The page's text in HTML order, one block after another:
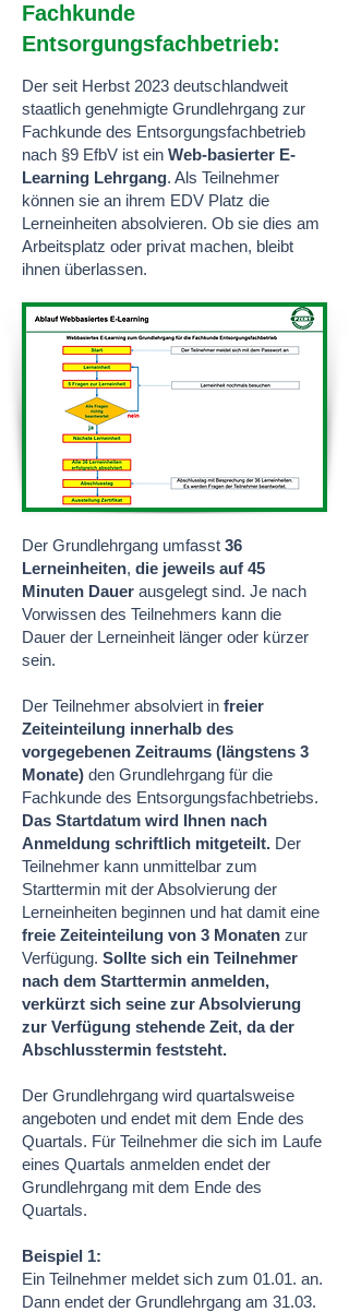
Fachkunde
Entsorgungsfachbetrieb:
Der seit Herbst 2023 deutschlandweit
staatlich genehmigte Grundlehrgang zur
Fachkunde des Entsorgungsfachbetrieb
nach §9 EfbV ist ein Web-basierter E-
Learning Lehrgang. Als Teilnehmer
können sie an ihrem EDV Platz die
Lerneinheiten absolvieren. Ob sie dies am
Arbeitsplatz oder privat machen, bleibt
ihnen überlassen.
Der Grundlehrgang umfasst 36
Lerneinheiten, die jeweils auf 45
Minuten Dauer ausgelegt sind. Je nach
Vorwissen des Teilnehmers kann die
Dauer der Lerneinheit länger oder kürzer
sein.
Der Teilnehmer absolviert in freier
Zeiteinteilung innerhalb des
vorgegebenen Zeitraums (längstens 3
Monate) den Grundlehrgang für die
Fachkunde des Entsorgungsfachbetriebs.
Das Startdatum wird Ihnen nach
Anmeldung schriftlich mitgeteilt. Der
Teilnehmer kann unmittelbar zum
Starttermin mit der Absolvierung der
Lerneinheiten beginnen und hat damit eine
freie Zeiteinteilung von 3 Monaten zur
Verfügung. Sollte sich ein Teilnehmer
nach dem Starttermin anmelden,
verkürzt sich seine zur Absolvierung
zur Verfügung stehende Zeit, da der
Abschlusstermin feststeht.
Der Grundlehrgang wird quartalsweise
angeboten und endet mit dem Ende des
Quartals. Für Teilnehmer die sich im Laufe
eines Quartals anmelden endet der
Grundlehrgang mit dem Ende des
Quartals.
Beispiel 1:
Ein Teilnehmer meldet sich zum 01.01. an.
Dann endet der Grundlehrgang am 31.03.